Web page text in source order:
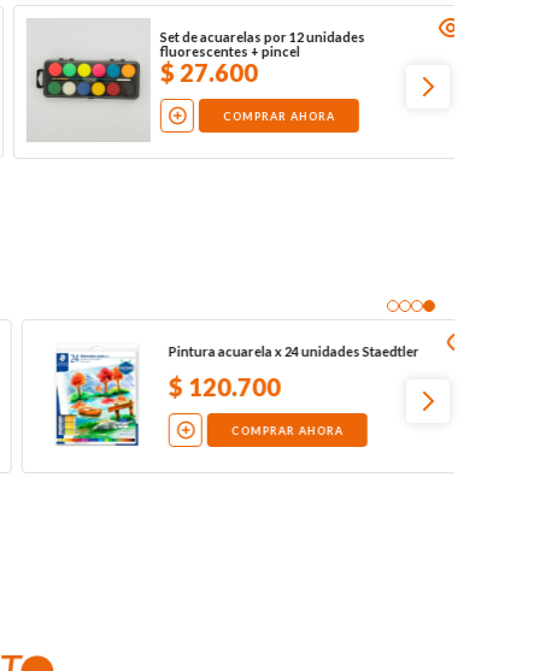
Castell x 5 unidades
$ 40.200
COMPRAR AHORA
Castell x 5 unidades
$ 40.200
COMPRAR AHORA